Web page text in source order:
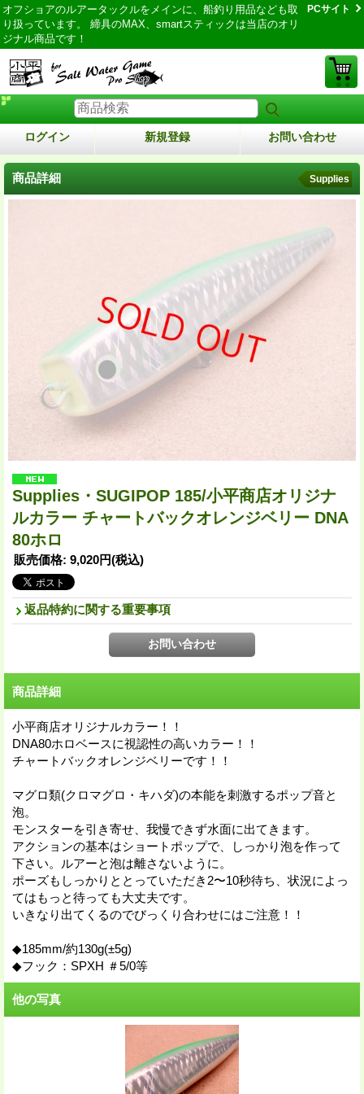
オフショアのルアータックルをメインに、船釣り用品なども取
り扱っています。 締具のMAX、smartスティックは当店のオリ
ジナル商品です！
PCサイト
ログイン 新規登録 お問い合わせ
商品詳細 Supplies
Supplies・SUGIPOP 185/小平商店オリジナ
ルカラー チャートバックオレンジベリー DNA
80ホロ
販売価格: 9,020円(税込)
返品特約に関する重要事項
商品詳細
小平商店オリジナルカラー！！
DNA80ホロベースに視認性の高いカラー！！
チャートバックオレンジベリーです！！
マグロ類(クロマグロ・キハダ)の本能を刺激するポップ音と
泡。
モンスターを引き寄せ、我慢できず水面に出てきます。
アクションの基本はショートポップで、しっかり泡を作って
下さい。ルアーと泡は離さないように。
ポーズもしっかりととっていただき2〜10秒待ち、状況によっ
てはもっと待っても大丈夫です。
いきなり出てくるのでびっくり合わせにはご注意！！
◆185mm/約130g(±5g)
◆フック：SPXH ＃5/0等
他の写真